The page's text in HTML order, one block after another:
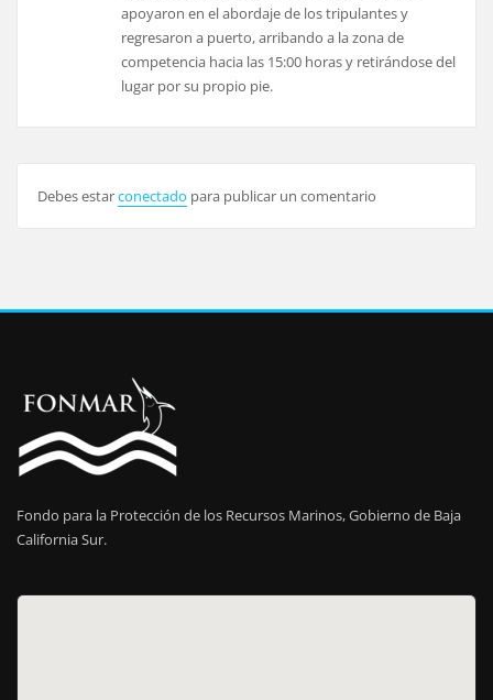
apoyaron en el abordaje de los tripulantes y
regresaron a puerto, arribando a la zona de
competencia hacia las 15:00 horas y retirándose del
lugar por su propio pie.
Debes estarconectado para publicar un comentario
Fondo para la Protección de los Recursos Marinos, Gobierno de Baja
California Sur.